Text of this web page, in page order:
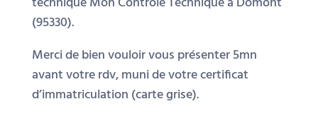
(95330).
Merci de bien vouloir vous présenter 5mn
avant votre rdv, muni de votre certificat
d’immatriculation (carte grise).